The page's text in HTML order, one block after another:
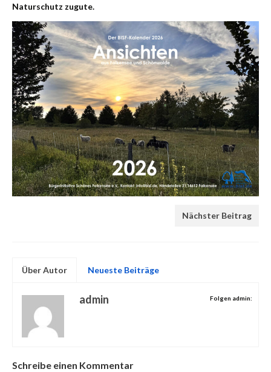
Naturschutz zugute.
Nächster Beitrag
Über Autor Neueste Beiträge
Folgen admin:
admin
Schreibe einen Kommentar